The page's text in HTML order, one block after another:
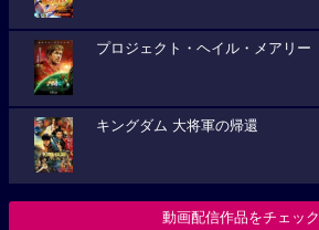
プロジェクト・ヘイル・メアリー
キングダム 大将軍の帰還
動画配信作品をチェック